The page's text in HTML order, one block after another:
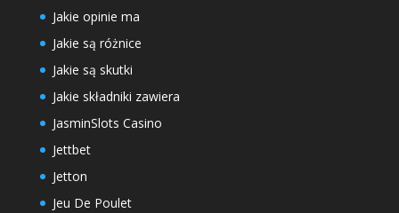
Jakie opinie ma
Jakie są różnice
Jakie są skutki
Jakie składniki zawiera
JasminSlots Casino
Jettbet
Jetton
Jeu De Poulet